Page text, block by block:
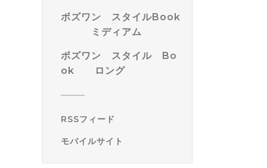
ボズワン スタイルBook
ミディアム
ボズワン スタイル Bo
ok ロング
RSSフィード
モバイルサイト